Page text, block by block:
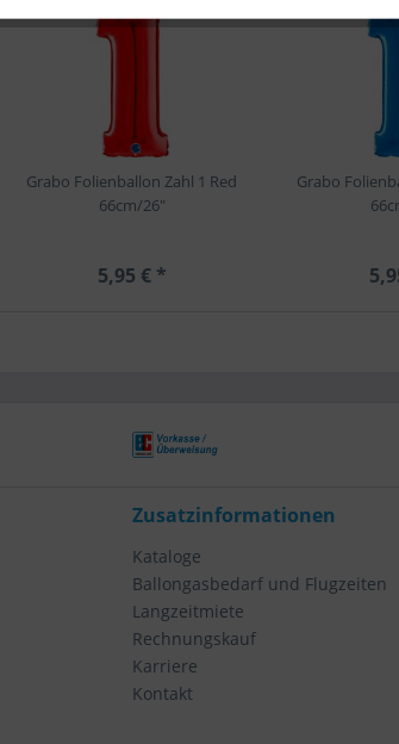
Grabo Folienballon Zahl 1 Red
66cm/26"
5,95 € *
Grabo
Zusatzinformationen
Kataloge
Ballongasbedarf und Flugzeiten
Langzeitmiete
Rechnungskauf
Karriere
Kontakt